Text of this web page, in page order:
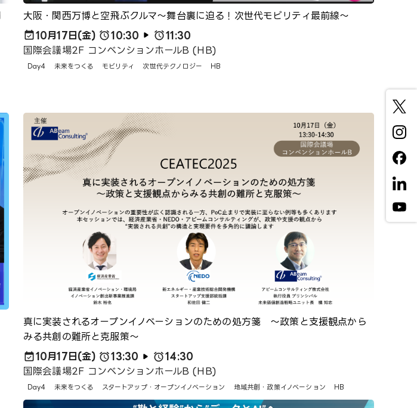
大阪・関西万博と空飛ぶクルマ～舞台裏に迫る！次世代モビリティ最前線～
国際会議場2F コンベンションホールB (HB)
10月17日(金) 10:30 11:30
Day4 未来をつくる モビリティ 次世代テクノロジー HB
真に実装されるオープンイノベーションのための処方箋 ～政策と支援観点から
みる共創の難所と克服策～
国際会議場2F コンベンションホールB (HB)
10月17日(金) 13:30 14:30
Day4 未来をつくる スタートアップ・オープンイノベーション 地域共創・政策イノベーション HB